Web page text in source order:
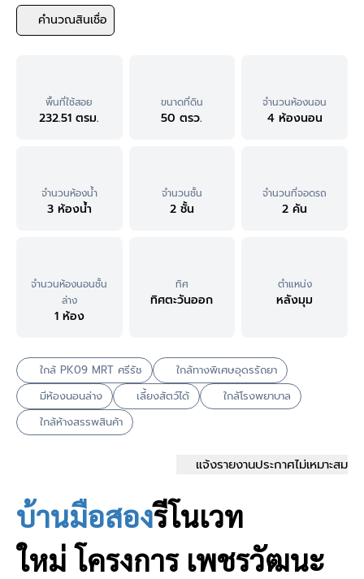
คำนวณสินเชื่อ
พื้นที่ใช้สอย
232.51 ตรม.
ขนาดที่ดิน
50 ตรว.
จำนวนห้องนอน
4 ห้องนอน
จำนวนห้องน้ำ
3 ห้องน้ำ
จำนวนชั้น
2 ชั้น
จำนวนที่จอดรถ
2 คัน
จำนวนห้องนอนชั้น
ล่าง
1 ห้อง
ทิศ
ทิศตะวันออก
ตำแหน่ง
หลังมุม
ใกล้ PK09 MRT ศรีรัช
ใกล้ทางพิเศษอุดรรัถยา
มีห้องนอนล่าง
เลี้ยงสัตว์ได้
ใกล้โรงพยาบาล
ใกล้ห้างสรรพสินค้า
แจ้งรายงานประกาศไม่เหมาะสม
บ้านมือสองรีโนเวท
ใหม่ โครงการ เพชรวัฒนะ